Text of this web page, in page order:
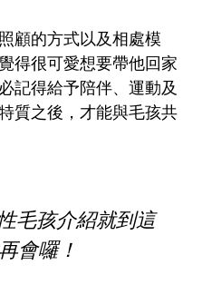
顧的方式以及相處模
得很可愛想要帶他回家
記得給予陪伴、運動及
質之後，才能與毛孩共
毛孩介紹就到這
會囉！